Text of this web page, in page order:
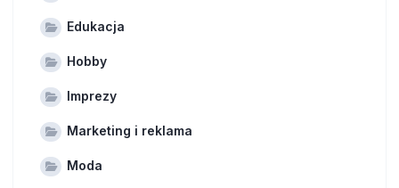
Edukacja
Hobby
Imprezy
Marketing i reklama
Moda